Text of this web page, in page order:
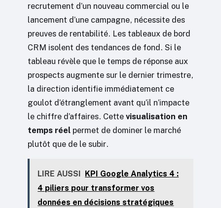
recrutement d’un nouveau commercial ou le
lancement d’une campagne, nécessite des
preuves de rentabilité. Les tableaux de bord
CRM isolent des tendances de fond. Si le
tableau révèle que le temps de réponse aux
prospects augmente sur le dernier trimestre,
la direction identifie immédiatement ce
goulot d’étranglement avant qu’il n’impacte
le chiffre d’affaires. Cette visualisation en
temps réel permet de dominer le marché
plutôt que de le subir.
LIRE AUSSI
KPI Google Analytics 4 :
4 piliers pour transformer vos
données en décisions stratégiques